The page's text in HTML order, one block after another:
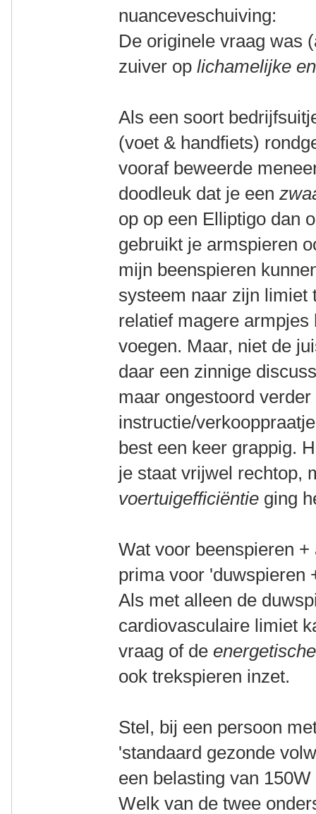
nuanceveschuiving:
De originele vraag was
zuiver oplichamelijke
Als een soort
(voet & handfiets)
vooraf beweerde
doodleuk dat je een
op op een Elliptigo dan
gebruikt je armspieren
mijn beenspieren
systeem naar zijn limiet
relatief magere
voegen. Maar, niet de
daar een zinnige
maar ongestoord
instructie/
best een keer grappig.
je staat vrijwel rechtop,
voertuigefficiëntie ging
Wat voor beenspieren
prima voor 'duwspieren
Als met alleen de
cardiovasculaire limiet
vraag of de
ook trekspieren inzet.
Stel, bij een persoon
'standaard gezonde
een belasting van
Welk van de twee